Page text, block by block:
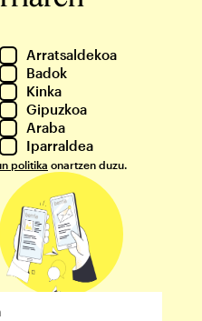
Arratsaldekoa
Badok
Kinka
Gipuzkoa
Araba
Iparraldea
politika onartzen duzu.